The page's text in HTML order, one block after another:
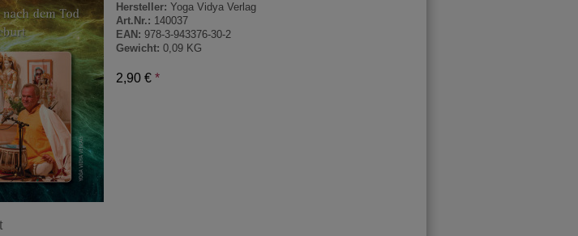
Hersteller: Yoga Vidya Verlag
Art.Nr.: 140037
EAN: 978-3-943376-30-2
Gewicht: 0,09 KG
2,90 € *